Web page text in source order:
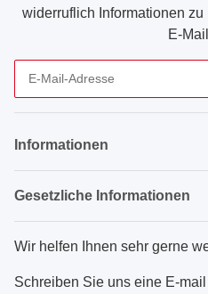
widerruflich Informationen
E-
Informationen
Gesetzliche Informationen
Wir helfen Ihnen sehr gerne
Schreiben Sie uns eine E-mail